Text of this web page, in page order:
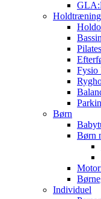
Holdtræning
Pilates
Fysio
Børn
Børn
Individuel